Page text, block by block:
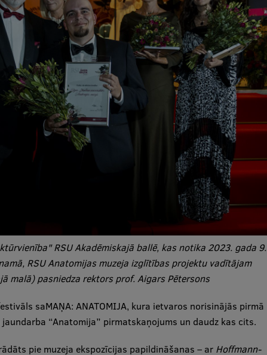
RSU Akadēmiskajā ballē, kas notika 2023. gada 9.
RSU Anatomijas muzeja izglītības projektu vadītājam
malā) pasniedza rektors prof. Aigars Pētersons
saMAŅA: ANATOMIJA, kura ietvaros norisinājās pirmā
“Anatomija” pirmatskaņojums un daudz kas cits.
pie muzeja ekspozīcijas papildināšanas – ar Hoffmann-